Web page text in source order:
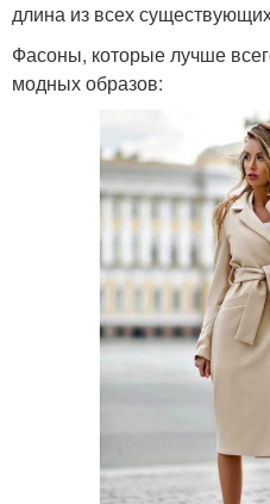
длина из всех
Фасоны, которые лучше
модных образов: